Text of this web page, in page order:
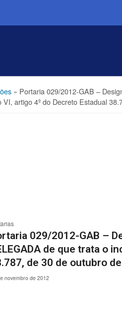
» Portaria 029/2012-GAB –
VI, artigo 4º do Decreto Estadual
029/2012-GAB –
de que trata o
de 30 de outubro
novembro de 2012